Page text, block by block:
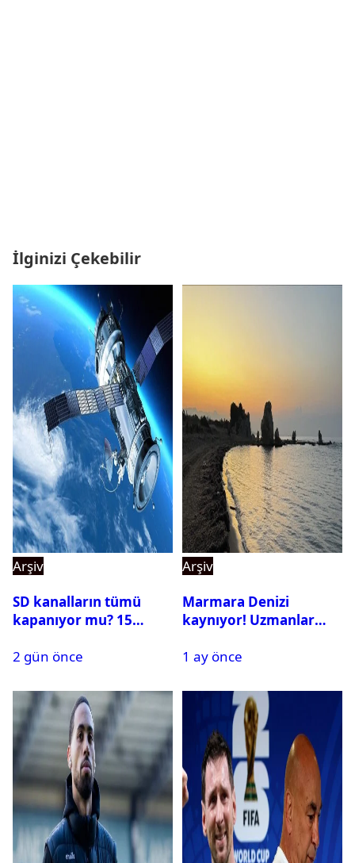
İlginizi Çekebilir
Arşiv
SD kanalların tümü
kapanıyor mu? 15
yapılacak?
2 gün önce
Arşiv
Marmara Denizi
kaynıyor! Uzmanlar
1 ay önce